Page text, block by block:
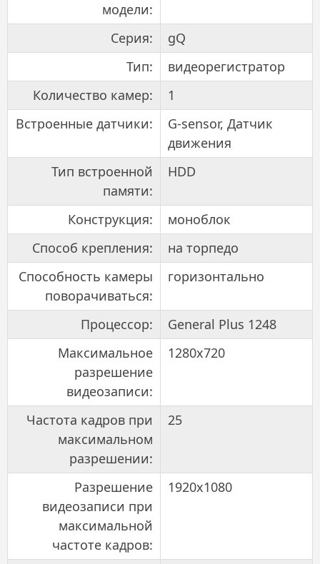
модели:
Серия:
gQ
Тип:
видеорегистратор
Количество камер:
1
Встроенные датчики:
G-sensor, Датчик
движения
Тип встроенной
памяти:
HDD
Конструкция:
моноблок
Способ крепления:
на торпедо
Способность камеры
поворачиваться:
горизонтально
Процессор:
General Plus 1248
Максимальное
разрешение
видеозаписи:
1280x720
Частота кадров при
максимальном
разрешении:
25
Разрешение
видеозаписи при
максимальной
частоте кадров:
1920x1080